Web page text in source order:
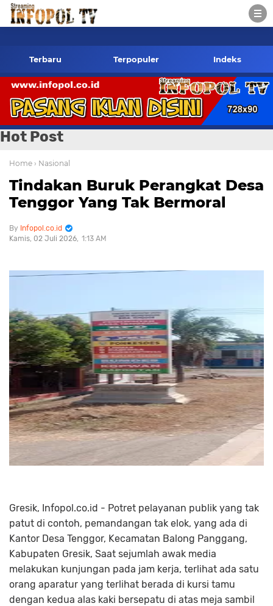
085784424805 wa
Terbaru Terpopuler Indeks
Hot Post
Home › Nasional
Tindakan Buruk Perangkat Desa
Tenggor Yang Tak Bermoral
Infopol.co.id
Kamis, 02 Juli 2026 1:13 AM
Gresik, Infopol.co.id - Potret pelayanan publik yang tak
patut di contoh, pemandangan tak elok, yang ada di
Kantor Desa Tenggor, Kecamatan Balong Panggang,
Kabupaten Gresik, Saat sejumlah awak media
melakukan kunjungan pada jam kerja, terlihat ada satu
orang aparatur yang terlihat berada di kursi tamu
dengan kedua alas kaki bersepatu di atas meja sambil